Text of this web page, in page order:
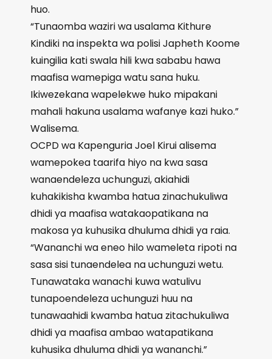
huo.
“Tunaomba waziri wa usalama Kithure
Kindiki na inspekta wa polisi Japheth Koome
kuingilia kati swala hili kwa sababu hawa
maafisa wamepiga watu sana huku.
Ikiwezekana wapelekwe huko mipakani
mahali hakuna usalama wafanye kazi huko.”
Walisema.
OCPD wa Kapenguria Joel Kirui alisema
wamepokea taarifa hiyo na kwa sasa
wanaendeleza uchunguzi, akiahidi
kuhakikisha kwamba hatua zinachukuliwa
dhidi ya maafisa watakaopatikana na
makosa ya kuhusika dhuluma dhidi ya raia.
“Wananchi wa eneo hilo wameleta ripoti na
sasa sisi tunaendelea na uchunguzi wetu.
Tunawataka wanachi kuwa watulivu
tunapoendeleza uchunguzi huu na
tunawaahidi kwamba hatua zitachukuliwa
dhidi ya maafisa ambao watapatikana
kuhusika dhuluma dhidi ya wananchi.”